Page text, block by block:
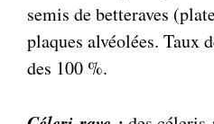
semis de betteraves
plaques alvéolées. Taux
des 100 %.